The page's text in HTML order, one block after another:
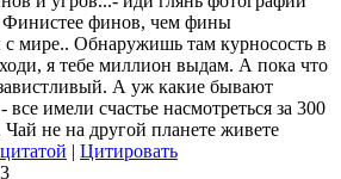
финов, чем фины
мире.. Обнаружишь там курносость в
я тебе миллион выдам. А пока что
А уж какие бывают
имели счастье насмотреться за 300
не на другой планете живете
| Цитировать